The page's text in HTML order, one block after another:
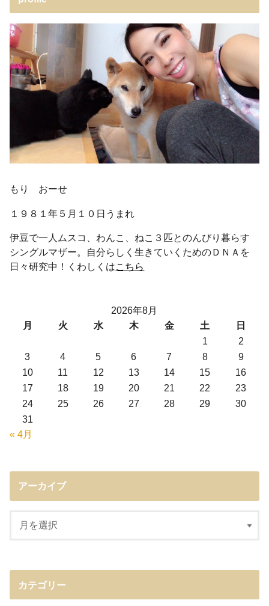
もり おーせ
１９８１年５月１０日うまれ
伊豆で一人ムスコ、わんこ、ねこ３匹とのんびり暮らす
シングルマザー。自分らしく生きていくためのＤＮＡを
日々研究中！くわしくはこちら
2026年8月
月
火 水 木 金 土
日
1
2
3
4 5 6 7 8
9
10
11 12 13 14 15
16
17
18 19 20 21 22
23
24
25 26 27 28 29
30
31
« 4月
アーカイブ
カテゴリー